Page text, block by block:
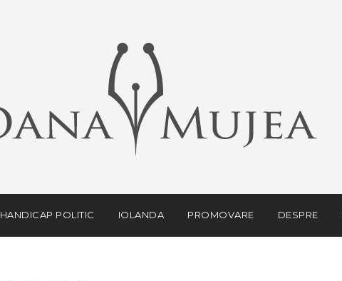
HANDICAP POLITIC IOLANDA PROMOVARE DESPRE